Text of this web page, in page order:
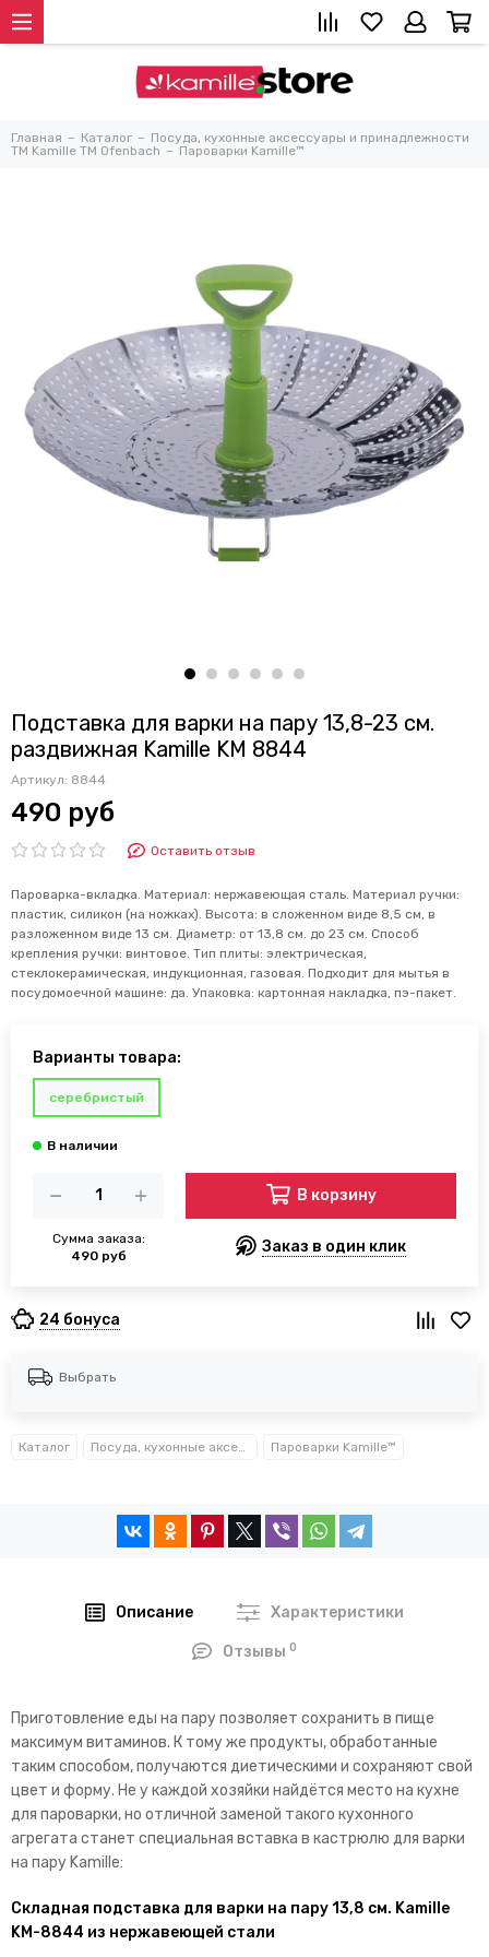
Главная Каталог
Посуда, кухонные аксессуары и принадлежности
TM Kamille TM Ofenbach
Пароварки Kamille™
Подставка для варки на пару 13,8-23 см.
раздвижная Kamille KM 8844
Артикул: 8844
490 руб
Оставить отзыв
Пароварка-вкладка. Материал: нержавеющая сталь. Материал ручки:
пластик, силикон (на ножках). Высота: в сложенном виде 8,5 см, в
разложенном виде 13 см. Диаметр: от 13,8 см. до 23 см. Способ
крепления ручки: винтовое. Тип плиты: электрическая,
стеклокерамическая, индукционная, газовая. Подходит для мытья в
посудомоечной машине: да. Упаковка: картонная накладка, пэ-пакет.
Варианты товара:
серебристый
Сумма заказа:
490 руб
В корзину
Заказ в один клик
24 бонуса
Выбрать
Каталог Посуда, кухонные аксессуары и принадлежности TM Kamille TM Ofenbach Пароварки Kamille™
Описание Характеристики
Отзывы0
Приготовление еды на пару позволяет сохранить в пище
максимум витаминов. К тому же продукты, обработанные
таким способом, получаются диетическими и сохраняют свой
цвет и форму. Не у каждой хозяйки найдётся место на кухне
для пароварки, но отличной заменой такого кухонного
агрегата станет специальная вставка в кастрюлю для варки
на пару Kamille:
Складная подставка для варки на пару 13,8 см. Kamille
KM-8844 из нержавеющей стали